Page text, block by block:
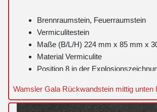
Brennraumstein, Feuerraumstein
Vermiculitestein
Maße (B/L/H) 224 mm x 85 mm x
Material Vermiculite
Position 8 in der
Wamsler Gala Rückwandstein mittig unten